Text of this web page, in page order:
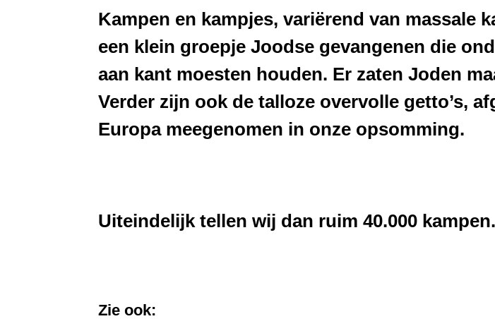
Kampen en kampjes, variërend van massale
een klein groepje Joodse gevangenen die
aan kant moesten houden. Er zaten Joden
Verder zijn ook de talloze overvolle getto’s,
Europa meegenomen in onze opsomming.
Uiteindelijk tellen wij dan ruim 40.000 kampen.
Zie ook: